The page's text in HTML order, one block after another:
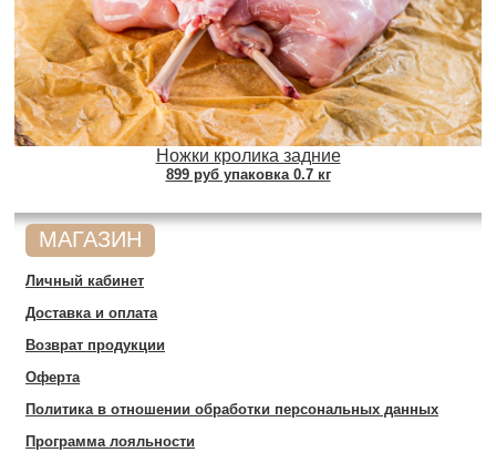
Ножки кролика задние
899 руб упаковка 0.7 кг
МАГАЗИН
Личный кабинет
Доставка и оплата
Возврат продукции
Оферта
Политика в отношении обработки персональных данных
Программа лояльности